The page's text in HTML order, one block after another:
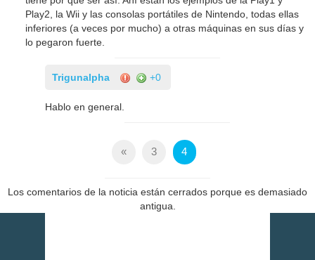
Play2, la Wii y las consolas portátiles de Nintendo, todas ellas
inferiores (a veces por mucho) a otras máquinas en sus días y
lo pegaron fuerte.
Trigunalpha +0
Hablo en general.
« 3 4
Los comentarios de la noticia están cerrados porque es demasiado
antigua.